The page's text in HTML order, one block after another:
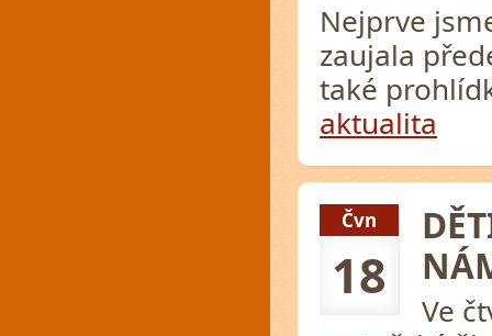
Nejprve
zaujala
také
aktualita
Čvn
18
Ve